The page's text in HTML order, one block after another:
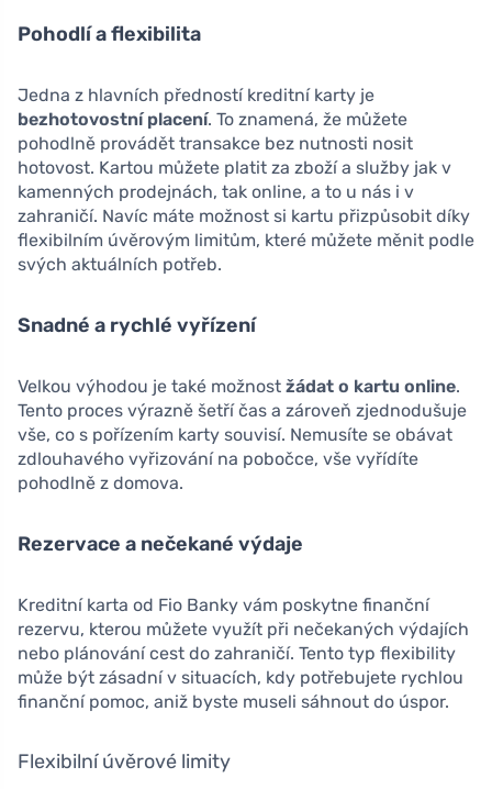
Pohodlí a flexibilita
Jedna z hlavních předností kreditní karty je
bezhotovostní placení. To znamená, že můžete
pohodlně provádět transakce bez nutnosti nosit
hotovost. Kartou můžete platit za zboží a služby jak v
kamenných prodejnách, tak online, a to u nás i v
zahraničí. Navíc máte možnost si kartu přizpůsobit díky
flexibilním úvěrovým limitům, které můžete měnit podle
svých aktuálních potřeb.
Snadné a rychlé vyřízení
Velkou výhodou je také možnost žádat o kartu online.
Tento proces výrazně šetří čas a zároveň zjednodušuje
vše, co s pořízením karty souvisí. Nemusíte se obávat
zdlouhavého vyřizování na pobočce, vše vyřídíte
pohodlně z domova.
Rezervace a nečekané výdaje
Kreditní karta od Fio Banky vám poskytne finanční
rezervu, kterou můžete využít při nečekaných výdajích
nebo plánování cest do zahraničí. Tento typ flexibility
může být zásadní v situacích, kdy potřebujete rychlou
finanční pomoc, aniž byste museli sáhnout do úspor.
Flexibilní úvěrové limity